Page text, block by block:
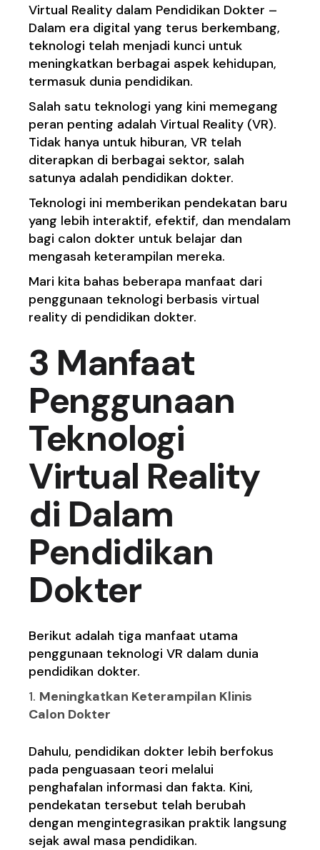
Virtual Reality dalam Pendidikan Dokter –
Dalam era digital yang terus berkembang,
teknologi telah menjadi kunci untuk
meningkatkan berbagai aspek kehidupan,
termasuk dunia pendidikan.
Salah satu teknologi yang kini memegang
peran penting adalah Virtual Reality (VR).
Tidak hanya untuk hiburan, VR telah
diterapkan di berbagai sektor, salah
satunya adalah pendidikan dokter.
Teknologi ini memberikan pendekatan baru
yang lebih interaktif, efektif, dan mendalam
bagi calon dokter untuk belajar dan
mengasah keterampilan mereka.
Mari kita bahas beberapa manfaat dari
penggunaan teknologi berbasis virtual
reality di pendidikan dokter.
3 Manfaat
Penggunaan
Teknologi
Virtual Reality
di Dalam
Pendidikan
Dokter
Berikut adalah tiga manfaat utama
penggunaan teknologi VR dalam dunia
pendidikan dokter.
Meningkatkan Keterampilan Klinis
Calon Dokter
Dahulu, pendidikan dokter lebih berfokus
pada penguasaan teori melalui
penghafalan informasi dan fakta. Kini,
pendekatan tersebut telah berubah
dengan mengintegrasikan praktik langsung
sejak awal masa pendidikan.